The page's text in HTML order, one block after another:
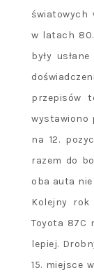
światowych
w latach
były
przepisów
wystawiono
na 12.
razem do
oba auta
Kolejny
Toyota 87C
lepiej.
15. miejsce